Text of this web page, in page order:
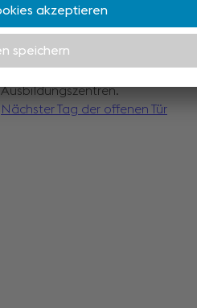
Tür auf zur Lehre
Hereinspaziert! An besonderen
voestalpine Standorte geben dir
Ausbildungszentren.
Nächster Tag der offenen Tür